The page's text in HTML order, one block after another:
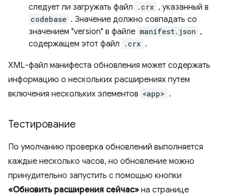
следует ли загружать файл
.crx , указанный в
codebase . Значение должно совпадать со
значением "version" в файле manifest.json ,
содержащем этот файл
.crx .
XML-файл манифеста обновления может содержать
информацию о нескольких расширениях путем
включения нескольких элементов <app> .
Тестирование
По умолчанию проверка обновлений выполняется
каждые несколько часов, но обновление можно
принудительно запустить с помощью кнопки
«Обновить расширения сейчас» на странице